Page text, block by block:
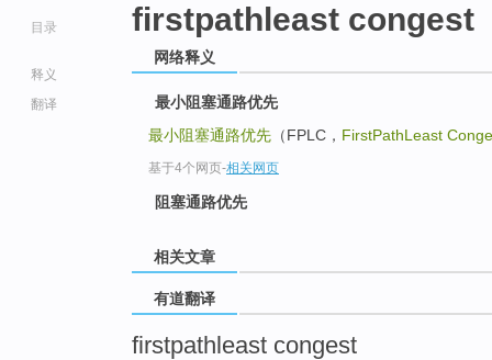
目录
释义
翻译
firstpathleast congest
网络释义
最小阻塞通路优先
最小阻塞通路优先 （FPLC， FirstPathLeast
基于4个网页-相关网页
阻塞通路优先
相关文章
有道翻译
firstpathleast congest